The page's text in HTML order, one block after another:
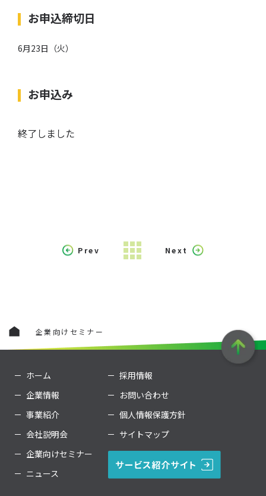
お申込締切日
6月23日（火）
お申込み
終了しました
Prev Next
企業向けセミナー
ホーム
企業情報
事業紹介
会社説明会
企業向けセミナー
ニュース
採用情報
お問い合わせ
個人情報保護方針
サイトマップ